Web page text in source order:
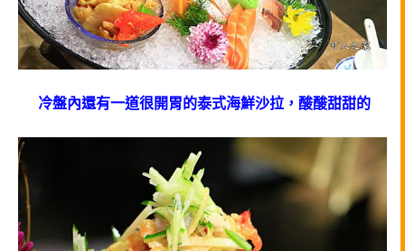
冷盤內還有一道很開胃的泰式海鮮沙拉，酸酸甜甜的